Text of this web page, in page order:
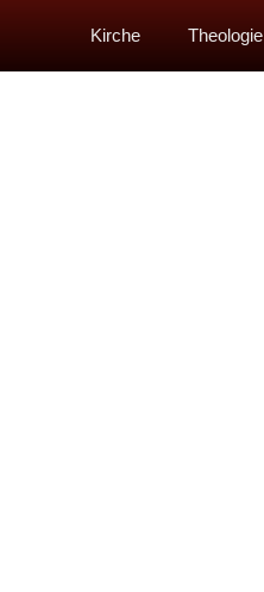
Kirche Theologie